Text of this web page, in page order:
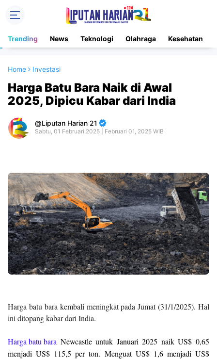
Trending News Teknologi Olahraga Kesehatan
Home Investasi
Harga Batu Bara Naik di Awal
2025, Dipicu Kabar dari India
Liputan Harian 21
Sabtu, 01 Februari 2025 | Februari 01, 2025 WIB
Harga batu bara kembali meningkat pada Jumat (31/1/2025). Hal
ini ditopang kabar dari India.
Harga batu bara Newcastle untuk Januari 2025 naik US$ 0,65
menjadi US$ 115,5 per ton. Menguat US$ 1,6 menjadi US$